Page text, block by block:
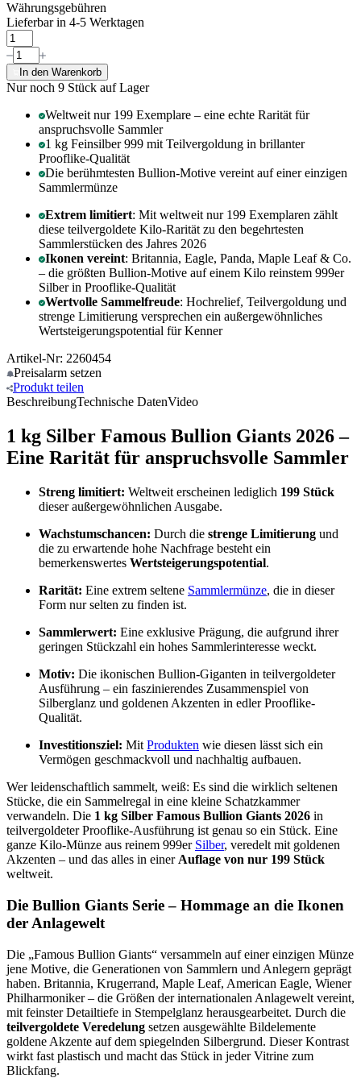
Währungsgebühren
Lieferbar in 4-5 Werktagen
In den Warenkorb
Nur noch 9 Stück auf Lager
Weltweit nur 199 Exemplare – eine echte Rarität für
anspruchsvolle Sammler
1 kg Feinsilber 999 mit Teilvergoldung in brillanter
Prooflike-Qualität
Die berühmtesten Bullion-Motive vereint auf einer einzigen
Sammlermünze
Extrem limitiert: Mit weltweit nur 199 Exemplaren zählt
diese teilvergoldete Kilo-Rarität zu den begehrtesten
Sammlerstücken des Jahres 2026
Ikonen vereint: Britannia, Eagle, Panda, Maple Leaf & Co.
– die größten Bullion-Motive auf einem Kilo reinstem 999er
Silber in Prooflike-Qualität
Wertvolle Sammelfreude: Hochrelief, Teilvergoldung und
strenge Limitierung versprechen ein außergewöhnliches
Wertsteigerungspotential für Kenner
Artikel-Nr: 2260454
Preisalarm setzen
Produkt teilen
BeschreibungTechnische DatenVideo
1 kg Silber Famous Bullion Giants 2026 –
Eine Rarität für anspruchsvolle Sammler
Streng limitiert: Weltweit erscheinen lediglich 199 Stück
dieser außergewöhnlichen Ausgabe.
Wachstumschancen: Durch die strenge Limitierung und
die zu erwartende hohe Nachfrage besteht ein
bemerkenswertes Wertsteigerungspotential.
Rarität: Eine extrem seltene Sammlermünze, die in dieser
Form nur selten zu finden ist.
Sammlerwert: Eine exklusive Prägung, die aufgrund ihrer
geringen Stückzahl ein hohes Sammlerinteresse weckt.
Motiv: Die ikonischen Bullion-Giganten in teilvergoldeter
Ausführung – ein faszinierendes Zusammenspiel von
Silberglanz und goldenen Akzenten in edler Prooflike-
Qualität.
Investitionsziel: Mit Produkten wie diesen lässt sich ein
Vermögen geschmackvoll und nachhaltig aufbauen.
Wer leidenschaftlich sammelt, weiß: Es sind die wirklich seltenen
Stücke, die ein Sammelregal in eine kleine Schatzkammer
verwandeln. Die 1 kg Silber Famous Bullion Giants 2026 in
teilvergoldeter Prooflike-Ausführung ist genau so ein Stück. Eine
ganze Kilo-Münze aus reinem 999er Silber, veredelt mit goldenen
Akzenten – und das alles in einer Auflage von nur 199 Stück
weltweit.
Die Bullion Giants Serie – Hommage an die Ikonen
der Anlagewelt
Die „Famous Bullion Giants“ versammeln auf einer einzigen Münze
jene Motive, die Generationen von Sammlern und Anlegern geprägt
haben. Britannia, Krugerrand, Maple Leaf, American Eagle, Wiener
Philharmoniker – die Größen der internationalen Anlagewelt vereint,
mit feinster Detailtiefe in Stempelglanz herausgearbeitet. Durch die
teilvergoldete Veredelung setzen ausgewählte Bildelemente
goldene Akzente auf dem spiegelnden Silbergrund. Dieser Kontrast
wirkt fast plastisch und macht das Stück in jeder Vitrine zum
Blickfang.